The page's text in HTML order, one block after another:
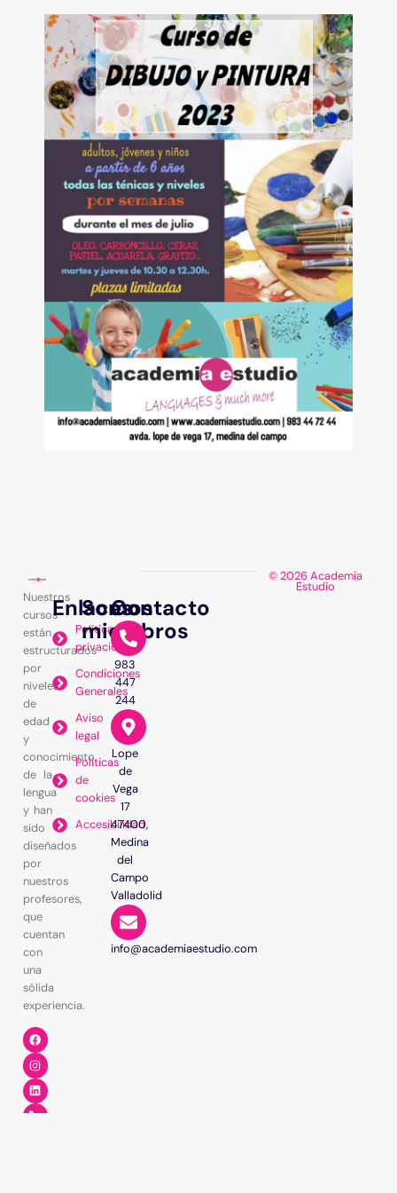
Nuestros
cursos
están
estructurados
por
niveles
de
edad
y
conocimiento
de la
lengua
y han
sido
diseñados
por
nuestros
profesores,
que
cuentan
con
una
sólida
experiencia.
Enlaces
Política de
privacidad
Condiciones
Generales
Aviso
legal
Políticas
de
cookies
Accesibilidad
Somos
miembros
Contacto
983
447
244
Lope
de
Vega
17
47400,
Medina
del
Campo
Valladolid
info@academiaestudio.com
© 2026 Academia
Estudio